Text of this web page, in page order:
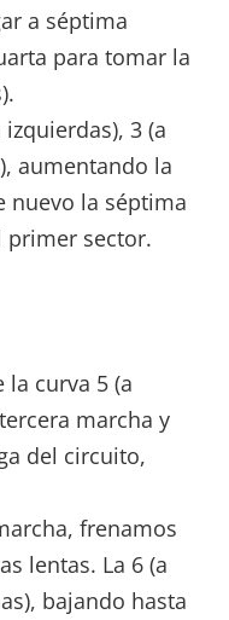
a séptima
para tomar la
3 (a
aumentando la
nuevo la séptima
primer sector.
la curva 5 (a
marcha y
del circuito,
frenamos
lentas. La 6 (a
bajando hasta